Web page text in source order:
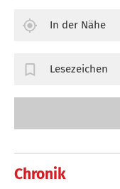
Chronik
In der Nähe
Lesezeichen